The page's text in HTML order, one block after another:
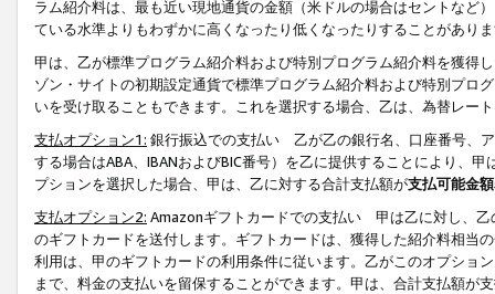
ラム紹介料は、最も近い現地通貨の金額（米ドルの場合はセントなど
ている水準よりもわずかに高くなったり低くなったりすることがあり
甲は、乙が標準プログラム紹介料および特別プログラム紹介料を獲得
ゾン・サイトの初期設定通貨で標準プログラム紹介料および特別プロ
いを受け取ることもできます。これを選択する場合、乙は、為替レー
支払オプション1: 銀行振込での支払い 乙が乙の銀行名、口座番号、
する場合はABA、IBANおよびBIC番号）を乙に提供することにより、
プションを選択した場合、甲は、乙に対する合計支払額が支払可能金
支払オプション2: Amazonギフトカードでの支払い 甲は乙に対し、乙
のギフトカードを送付します。ギフトカードは、獲得した紹介料相当
利用は、甲のギフトカードの利用条件に従います。乙がこのオプショ
まで、料金の支払いを留保することができます。甲は、合計支払額が